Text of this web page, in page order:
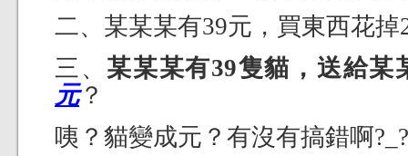
二、某某某有39元，買東西花
三、 某某某有39隻貓，送給某
元？
咦？貓變成元？有沒有搞錯啊?_?